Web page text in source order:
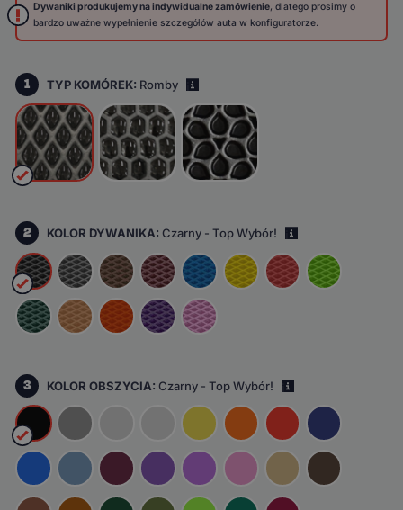
Dywaniki produkujemy na indywidualne zamówienie, dlatego prosimy o
bardzo uważne wypełnienie szczegółów auta w konfiguratorze.
1 TYP KOMÓREK: Romby
2 KOLOR DYWANIKA:Czarny - Top Wybór!
3 KOLOR OBSZYCIA:Czarny - Top Wybór!